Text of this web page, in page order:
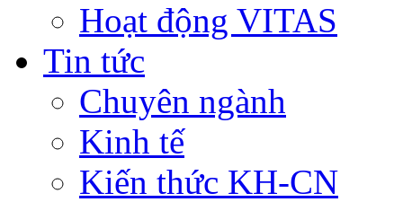
Hoạt động VITAS
Tin tức
Chuyên ngành
Kinh tế
Kiến thức KH-CN